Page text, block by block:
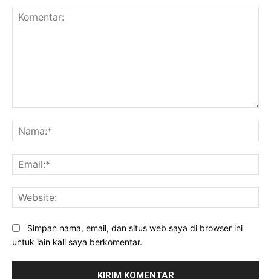
Simpan nama, email, dan situs web saya di browser ini
untuk lain kali saya berkomentar.